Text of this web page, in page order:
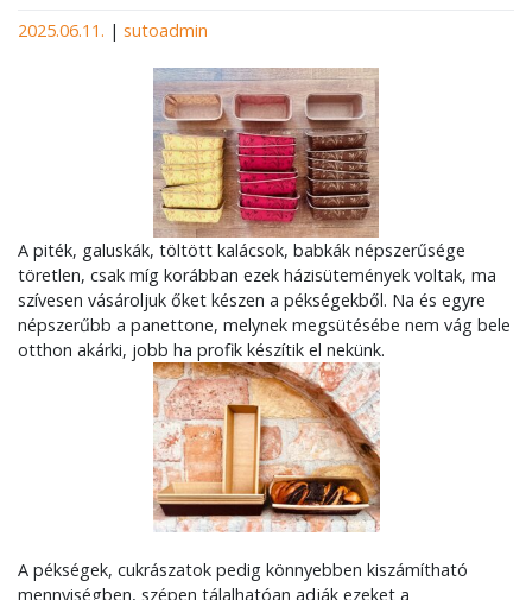
2025.06.11. | sutoadmin
A piték, galuskák, töltött kalácsok, babkák népszerűsége
töretlen, csak míg korábban ezek házisütemények voltak, ma
szívesen vásároljuk őket készen a pékségekből. Na és egyre
népszerűbb a panettone, melynek megsütésébe nem vág bele
otthon akárki, jobb ha profik készítik el nekünk.
A pékségek, cukrászatok pedig könnyebben kiszámítható
mennyiségben, szépen tálalhatóan adják ezeket a